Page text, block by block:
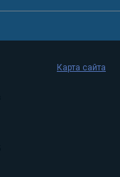
Карта сайта